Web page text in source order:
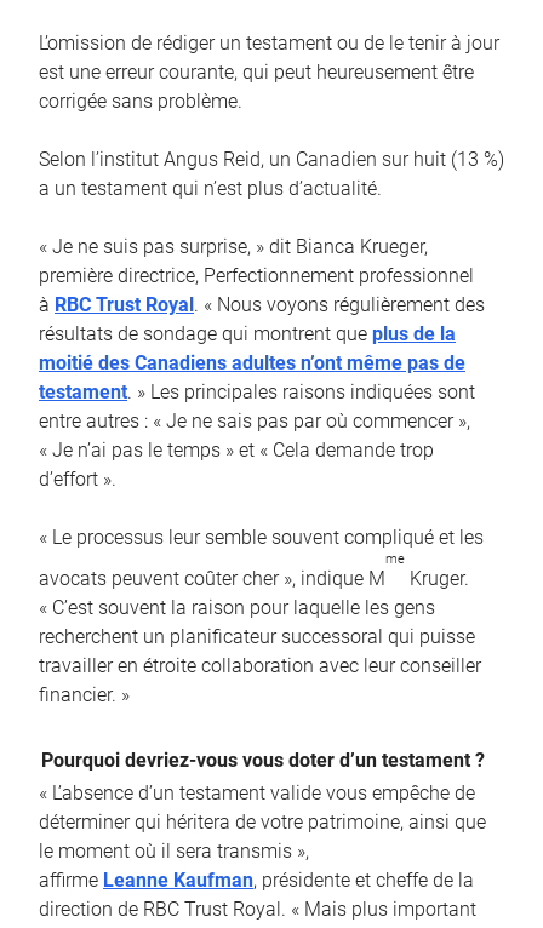
L’omission de rédiger un testament ou de le tenir à jour
est une erreur courante, qui peut heureusement être
corrigée sans problème.
Selon l’institut Angus Reid, un Canadien sur huit (13 %)
a un testament qui n’est plus d’actualité.
« Je ne suis pas surprise, » dit Bianca Krueger,
première directrice, Perfectionnement professionnel
à RBC Trust Royal . « Nous voyons régulièrement des
résultats de sondage qui montrent que plus de la
moitié des Canadiens adultes n’ont même pas de
testament. » Les principales raisons indiquées sont
entre autres : « Je ne sais pas par où commencer »,
« Je n’ai pas le temps » et « Cela demande trop
d’effort ».
« Le processus leur semble souvent compliqué et les
avocats peuvent coûter cher », indique M
me
Kruger.
« C’est souvent la raison pour laquelle les gens
recherchent un planificateur successoral qui puisse
travailler en étroite collaboration avec leur conseiller
financier. »
Pourquoi devriez-vous vous doter d’un testament ?
« L’absence d’un testament valide vous empêche de
déterminer qui héritera de votre patrimoine, ainsi que
le moment où il sera transmis »,
affirme Leanne Kaufman, présidente et cheffe de la
direction de RBC Trust Royal. « Mais plus important